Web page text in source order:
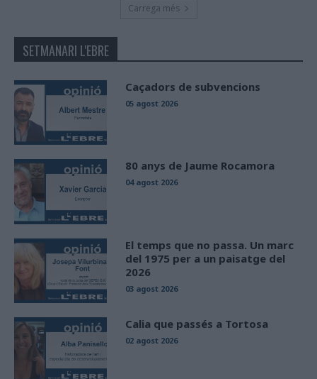
Carrega més
SETMANARI L'EBRE
Caçadors de subvencions
05 agost 2026
80 anys de Jaume Rocamora
04 agost 2026
El temps que no passa. Un marc
del 1975 per a un paisatge del
2026
03 agost 2026
Calia que passés a Tortosa
02 agost 2026